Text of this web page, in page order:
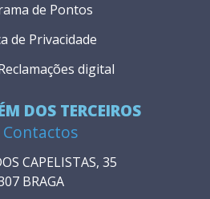
DOS TERCEIROS
Contactos
CAPELISTAS, 35
BRAGA
de Pontos
de Privacidade
digital